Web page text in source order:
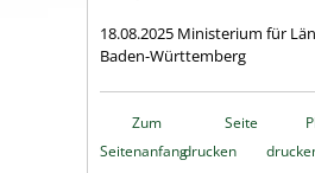
18.08.2025 Ministerium für
Baden-Württemberg
Zum
Seitenanfang
Seite
drucken